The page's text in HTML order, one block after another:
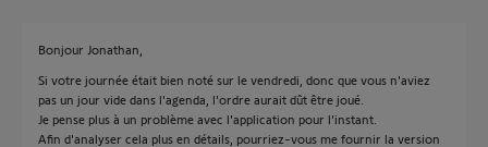
Bonjour Jonathan,
Si votre journée était bien noté sur le vendredi, donc que vous n'aviez
pas un jour vide dans l'agenda, l'ordre aurait dût être joué.
Je pense plus à un problème avec l'application pour l'instant.
Afin d'analyser cela plus en détails, pourriez-vous me fournir la version